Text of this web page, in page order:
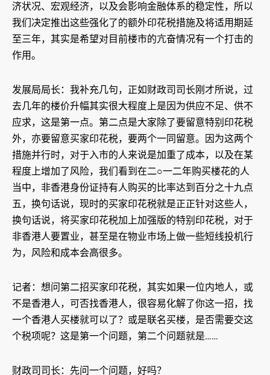
济状况、宏观经济，以及会影响金融体系的稳定性，所以
我们决定推出这些强化了的额外印花税措施及将适用期延
至三年，其实是希望对目前楼市的亢奋情况有一个打击的
作用。
发展局局长：我补充几句，正如财政司司长刚才所说，过
去几年的楼价升幅其实很大程度上是因为供应不足、供不
应求，这是第一点。第二点是大家除了要留意特别印花税
外，亦要留意买家印花税，要两个一同留意。因为这两个
措施并行时，对于入市的人来说是加重了成本，以及在某
程度上增加了风险，我们看到在二○一二年购买楼花的人
当中，非香港身份证持有人购买的比率达到百分之十九点
五，换句话说，现时的买家印花税就是正正针对这些人，
换句话说，将买家印花税加上加强版的特别印花税，对于
非香港人要置业，甚至是在物业巿场上做一些短线投机行
为，风险和成本会高很多。
记者：想问第二招买家印花税，其实如果一位内地人，或
不是香港人，可否找香港人，很容易化解了你这一招，找
一个香港人买楼就可以了？或是联名买楼，是否需要交这
个税项呢？这是第一个问题，第二个问题就是……
财政司司长：先问一个问题，好吗？